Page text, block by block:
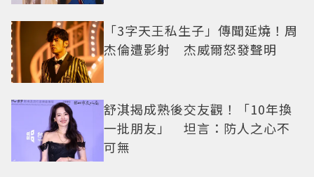
「3字天王私生子」傳聞延燒！周
杰倫遭影射 杰威爾怒發聲明
舒淇揭成熟後交友觀！「10年換
一批朋友」 坦言：防人之心不
可無